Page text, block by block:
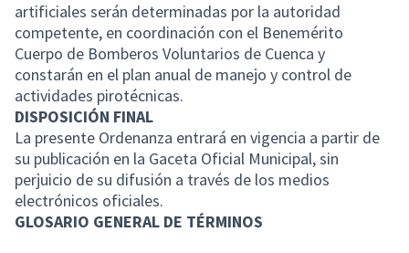
artificiales serán determinadas por la autoridad
competente, en coordinación con el Benemérito
Cuerpo de Bomberos Voluntarios de Cuenca y
constarán en el plan anual de manejo y control de
actividades pirotécnicas.
DISPOSICIÓN FINAL
La presente Ordenanza entrará en vigencia a partir de
su publicación en la Gaceta Oficial Municipal, sin
perjuicio de su difusión a través de los medios
electrónicos oficiales.
GLOSARIO GENERAL DE TÉRMINOS